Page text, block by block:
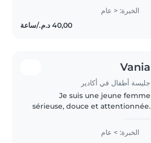
وروح المسؤولية، وأحاول دائماً خلق جو
مريح وآمن حولي. لدي تجربة بسيطة مع..
الخبرة: < عام
Vania
جليسة أطفال في أكادير
Je suis une jeune femme
sérieuse, douce et attentionnée.
Je suis responsable, patiente et
الخبرة: > عام